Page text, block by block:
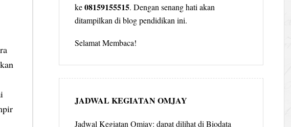
ke08159155515. Dengan senang hati akan
ditampilkan di blog pendidikan ini.
Selamat Membaca!
JADWAL KEGIATAN OMJAY
Jadwal Kegiatan Omjay: dapat dilihat di Biodata